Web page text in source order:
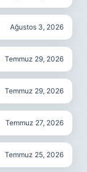
Ağustos 3, 2026
Temmuz 29, 2026
Temmuz 29, 2026
Temmuz 27, 2026
Temmuz 25, 2026